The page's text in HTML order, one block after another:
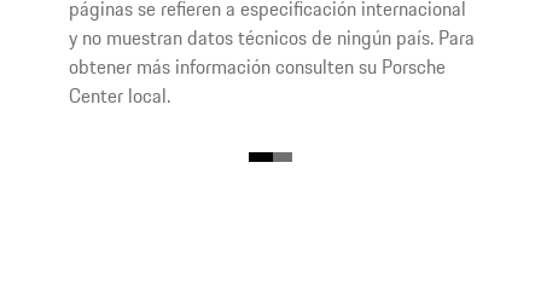
páginas se refieren a especificación internacional
y no muestran datos técnicos de ningún país. Para
obtener más información consulten su Porsche
Center local.